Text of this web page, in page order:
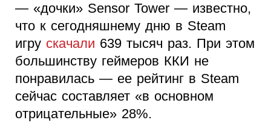
— «дочки» Sensor Tower — известно,
что к сегодняшнему дню в Steam
игру скачали 639 тысяч раз. При этом
большинству геймеров ККИ не
понравилась — ее рейтинг в Steam
сейчас составляет «в основном
отрицательные» 28%.